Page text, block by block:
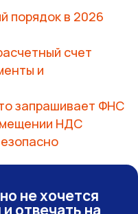
порядок в 2026
счет
и
запрашивает ФНС
НДС